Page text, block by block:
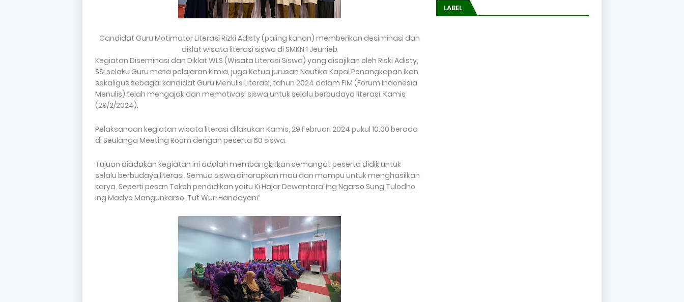
Candidat Guru Motimator Literasi Rizki Adisty (paling kanan) memberikan desiminasi dan
diklat wisata literasi siswa di SMKN 1 Jeunieb
Kegiatan Diseminasi dan Diklat WLS (Wisata Literasi Siswa) yang disajikan oleh Riski Adisty,
SSi selaku Guru mata pelajaran kimia, juga Ketua jurusan Nautika Kapal Penangkapan Ikan
sekaligus sebagai kandidat Guru Menulis Literasi, tahun 2024 dalam FIM (Forum Indonesia
Menulis) telah mengajak dan memotivasi siswa untuk selalu berbudaya literasi. Kamis
(29/2/2024).
Pelaksanaan kegiatan wisata literasi dilakukan Kamis, 29 Februari 2024 pukul 10.00 berada
di Seulanga Meeting Room dengan peserta 60 siswa.
Tujuan diadakan kegiatan ini adalah membangkitkan semangat peserta didik untuk
selalu berbudaya literasi. Semua siswa diharapkan mau dan mampu untuk menghasilkan
karya. Seperti pesan Tokoh pendidikan yaitu Ki Hajar Dewantara”Ing Ngarso Sung Tulodho,
Ing Madyo Mangunkarso, Tut Wuri Handayani”
LABEL